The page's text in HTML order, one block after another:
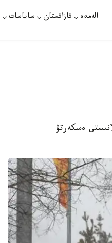
الەمدە قازاقستان ساياسات
بايلانىستى ەسكەرتۋ